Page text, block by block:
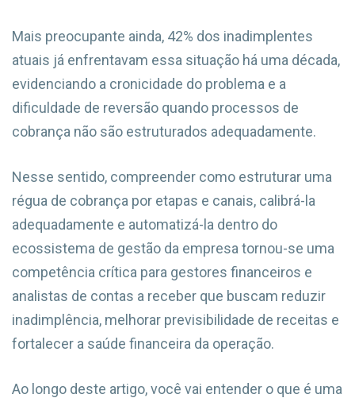
Mais preocupante ainda, 42% dos inadimplentes
atuais já enfrentavam essa situação há uma década,
evidenciando a cronicidade do problema e a
dificuldade de reversão quando processos de
cobrança não são estruturados adequadamente.
Nesse sentido, compreender como estruturar uma
régua de cobrança por etapas e canais, calibrá-la
adequadamente e automatizá-la dentro do
ecossistema de gestão da empresa tornou-se uma
competência crítica para gestores financeiros e
analistas de contas a receber que buscam reduzir
inadimplência, melhorar previsibilidade de receitas e
fortalecer a saúde financeira da operação.
Ao longo deste artigo, você vai entender o que é uma